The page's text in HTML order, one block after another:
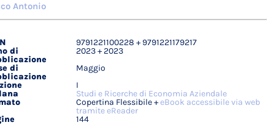
Antonio
9791221100228 + 9791221179217
di
2023 + 2023
di
Maggio
I
Studi e Ricerche di Economia Aziendale
Copertina Flessibile +eBook accessibile via web
tramite eReader
144